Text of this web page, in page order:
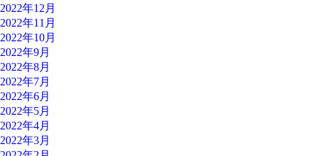
2022年12月
2022年11月
2022年10月
2022年9月
2022年8月
2022年7月
2022年6月
2022年5月
2022年4月
2022年3月